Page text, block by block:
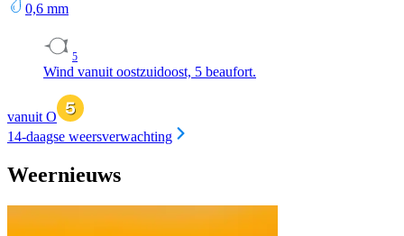
0,6 mm
5
Wind vanuit oostzuidoost, 5 beaufort.
vanuit O
14-daagse weersverwachting
Weernieuws